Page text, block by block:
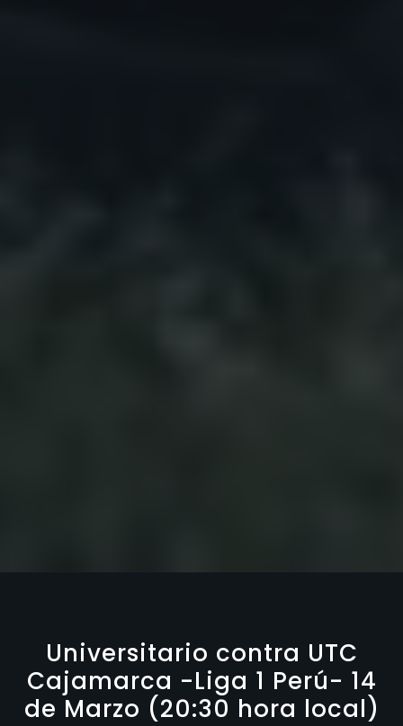
Universitario contra UTC
Cajamarca -Liga 1 Perú- 14
de Marzo (20:30 hora local)